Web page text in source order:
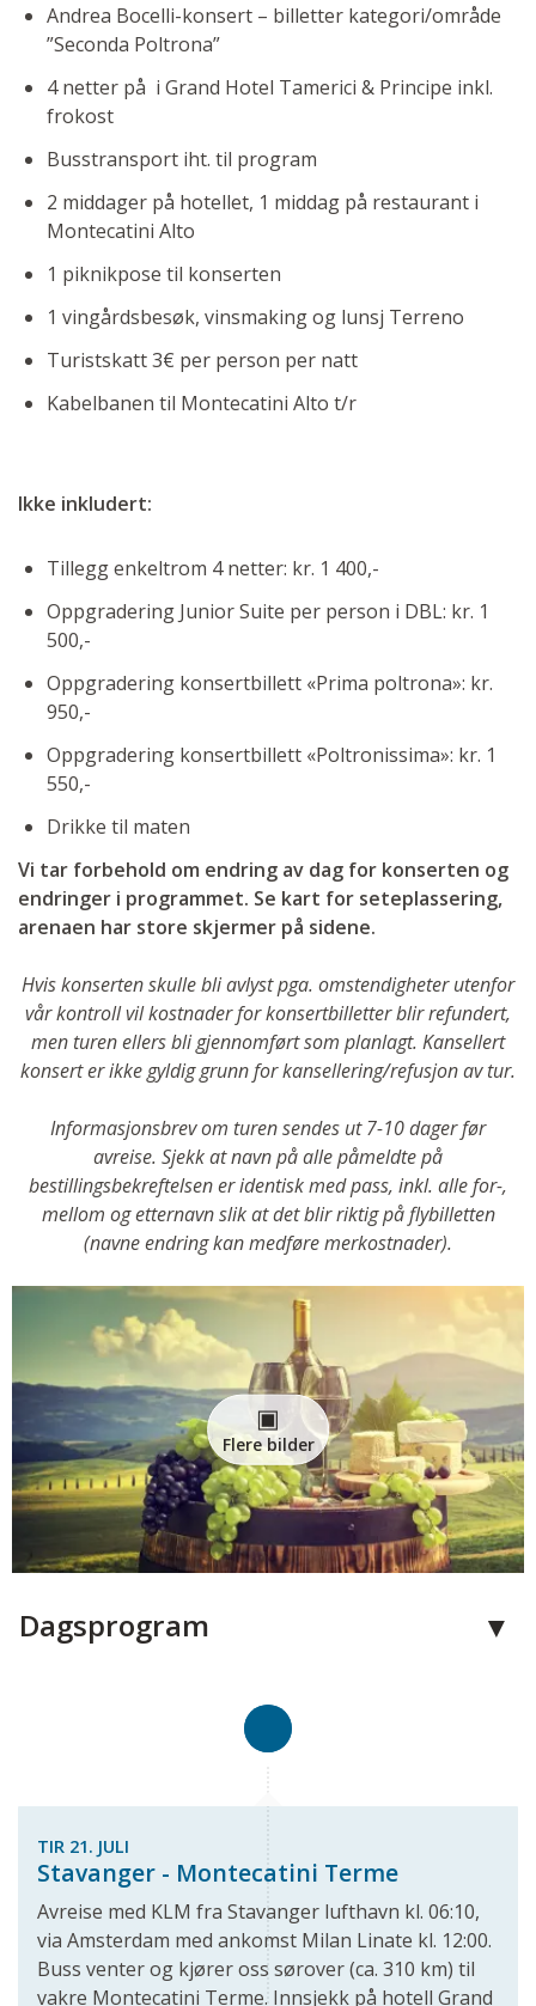
Andrea Bocelli-konsert – billetter kategori/område
”Seconda Poltrona”
4 netter på i Grand Hotel Tamerici & Principe inkl.
frokost
Busstransport iht. til program
2 middager på hotellet, 1 middag på restaurant i
Montecatini Alto
1 piknikpose til konserten
1 vingårdsbesøk, vinsmaking og lunsj Terreno
Turistskatt 3€ per person per natt
Kabelbanen til Montecatini Alto t/r
Ikke inkludert:
Tillegg enkeltrom 4 netter: kr. 1 400,-
Oppgradering Junior Suite per person i DBL: kr. 1
500,-
Oppgradering konsertbillett «Prima poltrona»: kr.
950,-
Oppgradering konsertbillett «Poltronissima»: kr. 1
550,-
Drikke til maten
Vi tar forbehold om endring av dag for konserten og
endringer i programmet. Se kart for seteplassering,
arenaen har store skjermer på sidene.
Hvis konserten skulle bli avlyst pga. omstendigheter utenfor
vår kontroll vil kostnader for konsertbilletter blir refundert,
men turen ellers bli gjennomført som planlagt. Kansellert
konsert er ikke gyldig grunn for kansellering/refusjon av tur.
Informasjonsbrev om turen sendes ut 7-10 dager før
avreise. Sjekk at navn på alle påmeldte på
bestillingsbekreftelsen er identisk med pass, inkl. alle for-,
mellom og etternavn slik at det blir riktig på flybilletten
(navne endring kan medføre merkostnader).
Flere bilder
Dagsprogram
TIR 21. JULI
Stavanger - Montecatini Terme
Avreise med KLM fra Stavanger lufthavn kl. 06:10,
via Amsterdam med ankomst Milan Linate kl. 12:00.
Buss venter og kjører oss sørover (ca. 310 km) til
vakre Montecatini Terme. Innsjekk på hotell Grand